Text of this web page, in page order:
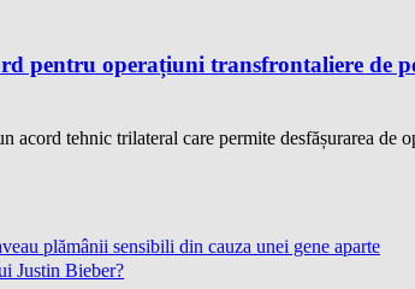
pentru operațiuni transfrontaliere de
acord tehnic trilateral care permite desfășurarea de
plămânii sensibili din cauza unei gene aparte
Justin Bieber?